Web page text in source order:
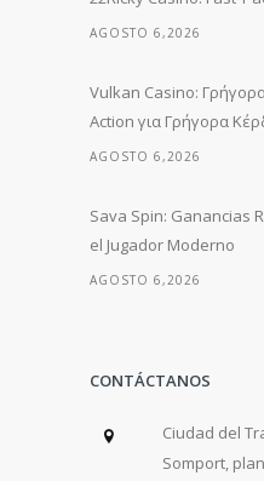
AGOSTO 6,2026
Vulkan Casino:
Action για Γρήγορα
AGOSTO 6,2026
Sava Spin: Ganancias
el Jugador Moderno
AGOSTO 6,2026
CONTÁCTANOS
Ciudad del
Somport,